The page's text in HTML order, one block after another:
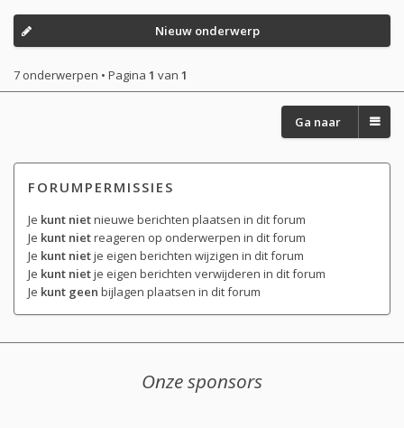
Nieuw onderwerp
7 onderwerpen • Pagina 1 van 1
Ga naar
FORUMPERMISSIES
Je kunt nietnieuwe berichten plaatsen in dit forum
Je kunt nietreageren op onderwerpen in dit forum
Je kunt nietje eigen berichten wijzigen in dit forum
Je kunt nietje eigen berichten verwijderen in dit forum
Je kunt geen bijlagen plaatsen in dit forum
Onze sponsors